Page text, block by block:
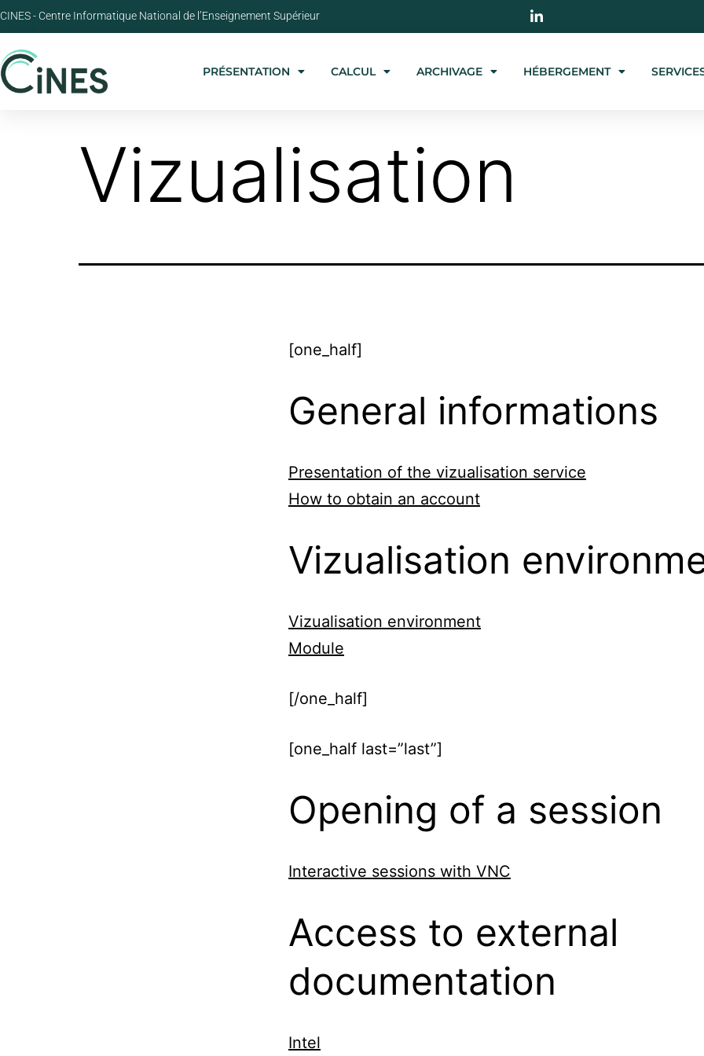
CINES - Centre Informatique National de l’Enseignement Supérieur
PRÉSENTATION CALCUL ARCHIVAGE HÉBERGEMENT
Vizualisation
[one_half]
General informations
Presentation of the vizualisation service
How to obtain an account
Vizualisation
Vizualisation environment
Module
[/one_half]
[one_half last=”last”]
Opening of a session
Interactive sessions with VNC
Access to external
documentation
Intel